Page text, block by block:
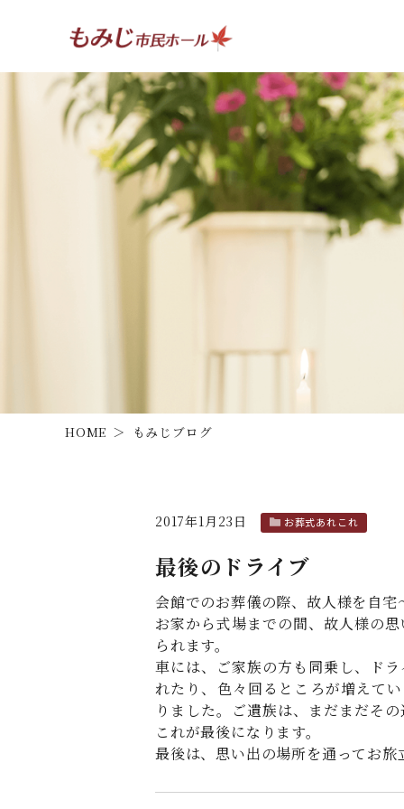
HOME もみじブログ
2017年1月23日 お葬式あれこれ
最後のドライブ
会館でのお葬儀の際、故人様を自
お家から式場までの間、故人様の
られます。
車には、ご家族の方も同乗し、ド
れたり、色々回るところが増えて
りました。ご遺族は、まだまだそ
これが最後になります。
最後は、思い出の場所を通ってお